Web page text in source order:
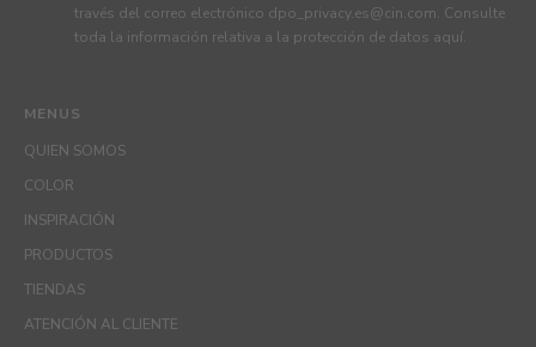
MENUS
QUIEN SOMOS
COLOR
INSPIRACIÓN
PRODUCTOS
TIENDAS
ATENCIÓN AL CLIENTE
través del correo electrónico dpo_privacy.es@cin.com. Consulte
toda la información relativa a la protección de datos aquí.